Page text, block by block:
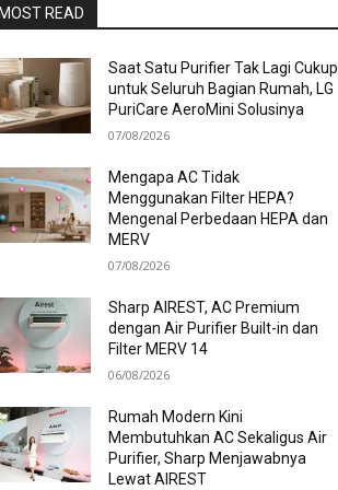
READ
Saat Satu Purifier Tak Lagi Cukup
untuk Seluruh Bagian Rumah, LG
PuriCare AeroMini Solusinya
07/08/2026
Mengapa AC Tidak
Menggunakan Filter HEPA?
Mengenal Perbedaan HEPA dan
MERV
07/08/2026
Sharp AIREST, AC Premium
dengan Air Purifier Built-in dan
Filter MERV 14
06/08/2026
Rumah Modern Kini
Membutuhkan AC Sekaligus Air
Purifier, Sharp Menjawabnya
Lewat AIREST